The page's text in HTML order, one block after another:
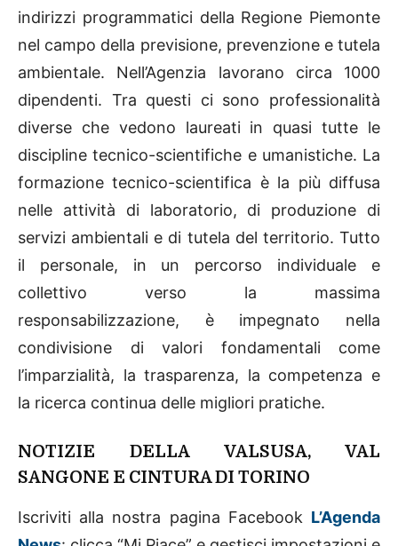
indirizzi programmatici della Regione Piemonte
nel campo della previsione, prevenzione e tutela
ambientale. Nell’Agenzia lavorano circa 1000
dipendenti. Tra questi ci sono professionalità
diverse che vedono laureati in quasi tutte le
discipline tecnico-scientifiche e umanistiche. La
formazione tecnico-scientifica è la più diffusa
nelle attività di laboratorio, di produzione di
servizi ambientali e di tutela del territorio. Tutto
il personale, in un percorso individuale e
collettivo verso la massima
responsabilizzazione, è impegnato nella
condivisione di valori fondamentali come
l’imparzialità, la trasparenza, la competenza e
la ricerca continua delle migliori pratiche.
NOTIZIE DELLA VALSUSA, VAL
SANGONE E CINTURA DI TORINO
Iscriviti alla nostra pagina Facebook L’Agenda